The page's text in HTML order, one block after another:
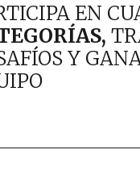
EN
Y